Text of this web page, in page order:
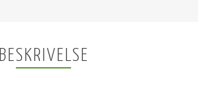
BESKRIVELSE